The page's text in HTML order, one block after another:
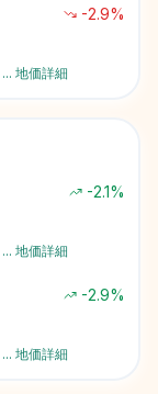
-2.9%
... 地価詳細
-2.1%
... 地価詳細
-2.9%
... 地価詳細